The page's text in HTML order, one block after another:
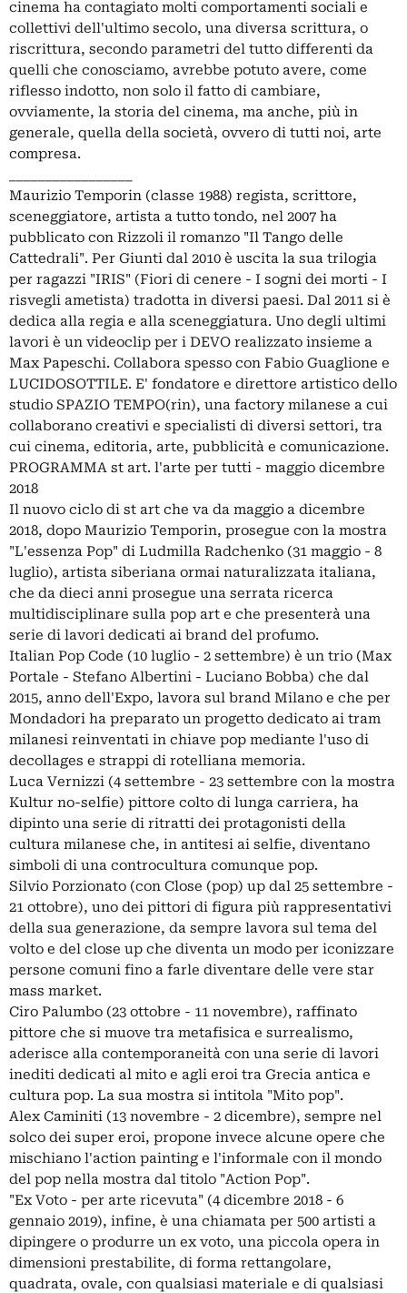
cinema ha contagiato molti comportamenti sociali e
collettivi dell'ultimo secolo, una diversa scrittura, o
riscrittura, secondo parametri del tutto differenti da
quelli che conosciamo, avrebbe potuto avere, come
riflesso indotto, non solo il fatto di cambiare,
ovviamente, la storia del cinema, ma anche, più in
generale, quella della società, ovvero di tutti noi, arte
compresa.
Maurizio Temporin (classe 1988) regista, scrittore,
sceneggiatore, artista a tutto tondo, nel 2007 ha
pubblicato con Rizzoli il romanzo "Il Tango delle
Cattedrali". Per Giunti dal 2010 è uscita la sua trilogia
per ragazzi "IRIS" (Fiori di cenere - I sogni dei morti - I
risvegli ametista) tradotta in diversi paesi. Dal 2011 si è
dedica alla regia e alla sceneggiatura. Uno degli ultimi
lavori è un videoclip per i DEVO realizzato insieme a
Max Papeschi. Collabora spesso con Fabio Guaglione e
LUCIDOSOTTILE. E' fondatore e direttore artistico dello
studio SPAZIO TEMPO(rin), una factory milanese a cui
collaborano creativi e specialisti di diversi settori, tra
cui cinema, editoria, arte, pubblicità e comunicazione.
PROGRAMMA st art. l'arte per tutti - maggio dicembre
2018
Il nuovo ciclo di st art che va da maggio a dicembre
2018, dopo Maurizio Temporin, prosegue con la mostra
"L'essenza Pop" di Ludmilla Radchenko (31 maggio - 8
luglio), artista siberiana ormai naturalizzata italiana,
che da dieci anni prosegue una serrata ricerca
multidisciplinare sulla pop art e che presenterà una
serie di lavori dedicati ai brand del profumo.
Italian Pop Code (10 luglio - 2 settembre) è un trio (Max
Portale - Stefano Albertini - Luciano Bobba) che dal
2015, anno dell'Expo, lavora sul brand Milano e che per
Mondadori ha preparato un progetto dedicato ai tram
milanesi reinventati in chiave pop mediante l'uso di
decollages e strappi di rotelliana memoria.
Luca Vernizzi (4 settembre - 23 settembre con la mostra
Kultur no-selfie) pittore colto di lunga carriera, ha
dipinto una serie di ritratti dei protagonisti della
cultura milanese che, in antitesi ai selfie, diventano
simboli di una controcultura comunque pop.
Silvio Porzionato (con Close (pop) up dal 25 settembre -
21 ottobre), uno dei pittori di figura più rappresentativi
della sua generazione, da sempre lavora sul tema del
volto e del close up che diventa un modo per iconizzare
persone comuni fino a farle diventare delle vere star
mass market.
Ciro Palumbo (23 ottobre - 11 novembre), raffinato
pittore che si muove tra metafisica e surrealismo,
aderisce alla contemporaneità con una serie di lavori
inediti dedicati al mito e agli eroi tra Grecia antica e
cultura pop. La sua mostra si intitola "Mito pop".
Alex Caminiti (13 novembre - 2 dicembre), sempre nel
solco dei super eroi, propone invece alcune opere che
mischiano l'action painting e l'informale con il mondo
del pop nella mostra dal titolo "Action Pop".
"Ex Voto - per arte ricevuta" (4 dicembre 2018 - 6
gennaio 2019), infine, è una chiamata per 500 artisti a
dipingere o produrre un ex voto, una piccola opera in
dimensioni prestabilite, di forma rettangolare,
quadrata, ovale, con qualsiasi materiale e di qualsiasi